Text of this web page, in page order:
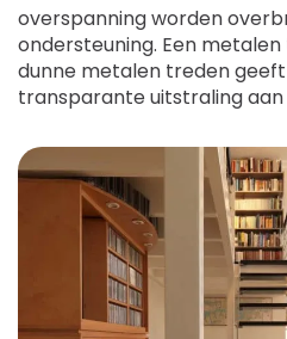
overspanning worden
ondersteuning. Een
dunne metalen treden
transparante uitstraling